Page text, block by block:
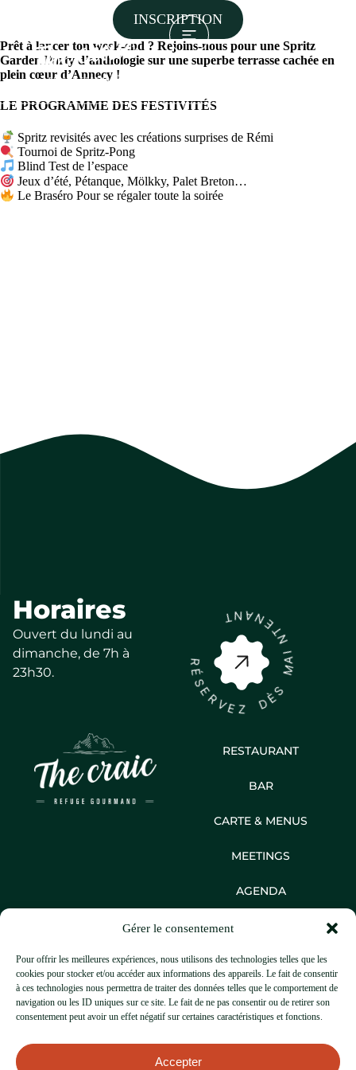
Gérer le consentement
Pour offrir les meilleures expériences, nous utilisons des technologies telles que les
cookies pour stocker et/ou accéder aux informations des appareils. Le fait de consentir
à ces technologies nous permettra de traiter des données telles que le comportement de
navigation ou les ID uniques sur ce site. Le fait de ne pas consentir ou de retirer son
consentement peut avoir un effet négatif sur certaines caractéristiques et fonctions.
Accepter
INSCRIPTION
Prêt à lancer ton week-end ? Rejoins-nous pour une Spritz
Garden Party d’anthologie sur une superbe terrasse cachée en
plein cœur d’Annecy !
LE PROGRAMME DES FESTIVITÉS
Spritz revisités avec les créations surprises de Rémi
Tournoi de Spritz-Pong
Blind Test de l’espace
Jeux d’été, Pétanque, Mölkky, Palet Breton…
Le Braséro Pour se régaler toute la soirée
Horaires
Ouvert du lundi au
dimanche, de 7h à
23h30.
TNANE
T
N
I
A
M
S
È
D
Z
E
V
R
E
S
É
R
RESTAURANT
BAR
CARTE & MENUS
MEETINGS
AGENDA
CONTACT
1 Place Marie Curie
74000, Annecy
+33 4 50 33 54 52